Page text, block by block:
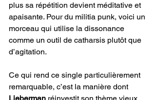
plus sa répétition devient méditative et
apaisante. Pour du militia punk, voici un
morceau qui utilise la dissonance
comme un outil de catharsis plutôt que
d’agitation.
Ce qui rend ce single particulièrement
remarquable, c’est la manière dont